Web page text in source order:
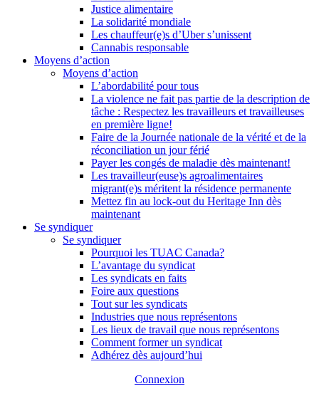
Justice alimentaire
La solidarité mondiale
Les chauffeur(e)s d’Uber s’unissent
Cannabis responsable
Moyens d’action
Moyens d’action
L’abordabilité pour tous
La violence ne fait pas partie de la description de
tâche : Respectez les travailleurs et travailleuses
en première ligne!
Faire de la Journée nationale de la vérité et de la
réconciliation un jour férié
Payer les congés de maladie dès maintenant!
Les travailleur(euse)s agroalimentaires
migrant(e)s méritent la résidence permanente
Mettez fin au lock-out du Heritage Inn dès
maintenant
Se syndiquer
Se syndiquer
Pourquoi les TUAC Canada?
L’avantage du syndicat
Les syndicats en faits
Foire aux questions
Tout sur les syndicats
Industries que nous représentons
Les lieux de travail que nous représentons
Comment former un syndicat
Adhérez dès aujourd’hui
Connexion